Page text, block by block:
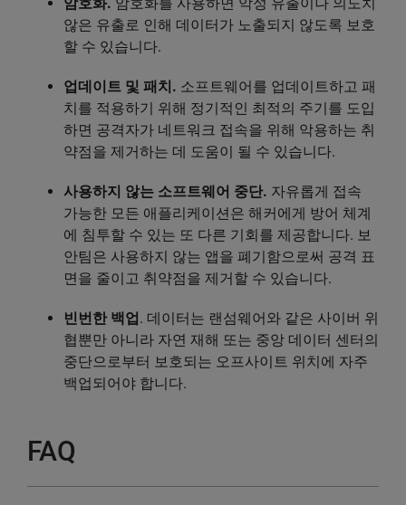
암호화. 암호화를 사용하면 악성 유출이나 의도치
않은 유출로 인해 데이터가 노출되지 않도록 보호
할 수 있습니다.
업데이트 및 패치. 소프트웨어를 업데이트하고 패
치를 적용하기 위해 정기적인 최적의 주기를 도입
하면 공격자가 네트워크 접속을 위해 악용하는 취
약점을 제거하는 데 도움이 될 수 있습니다.
사용하지 않는 소프트웨어 중단. 자유롭게 접속
가능한 모든 애플리케이션은 해커에게 방어 체계
에 침투할 수 있는 또 다른 기회를 제공합니다. 보
안팀은 사용하지 않는 앱을 폐기함으로써 공격 표
면을 줄이고 취약점을 제거할 수 있습니다.
빈번한 백업 . 데이터는 랜섬웨어와 같은 사이버 위
협뿐만 아니라 자연 재해 또는 중앙 데이터 센터의
중단으로부터 보호되는 오프사이트 위치에 자주
백업되어야 합니다.
FAQ